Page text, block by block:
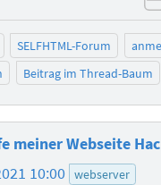
SELFHTML-Forum
Beitrag im Thread-Baum
meiner Webseite
10:00 webserver